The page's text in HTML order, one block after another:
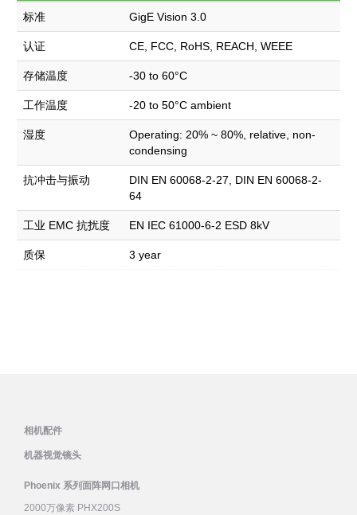
标准 GigE Vision 3.0
认证 CE, FCC, RoHS, REACH, WEEE
存储温度 -30 to 60°C
工作温度 -20 to 50°C ambient
湿度
Operating: 20% ~ 80%, relative, non-
condensing
抗冲击与振动
DIN EN 60068-2-27, DIN EN 60068-2-
64
工业 EMC 抗扰度 EN IEC 61000-6-2 ESD 8kV
质保 3 year
相机配件
机器视觉镜头
Phoenix 系列面阵网口相机
2000万像素 PHX200S